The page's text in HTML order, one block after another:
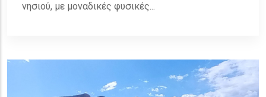
νησιού, με μοναδικές φυσικές...